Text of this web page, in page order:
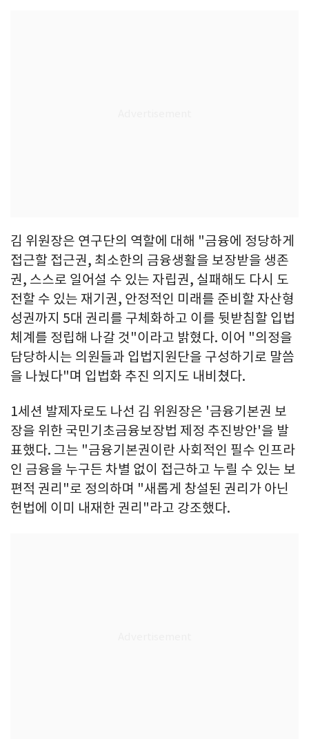
김 위원장은 연구단의 역할에 대해 "금융에 정당하게
접근할 접근권, 최소한의 금융생활을 보장받을 생존
권, 스스로 일어설 수 있는 자립권, 실패해도 다시 도
전할 수 있는 재기권, 안정적인 미래를 준비할 자산형
성권까지 5대 권리를 구체화하고 이를 뒷받침할 입법
체계를 정립해 나갈 것"이라고 밝혔다. 이어 "의정을
담당하시는 의원들과 입법지원단을 구성하기로 말씀
을 나눴다"며 입법화 추진 의지도 내비쳤다.
1세션 발제자로도 나선 김 위원장은 '금융기본권 보
장을 위한 국민기초금융보장법 제정 추진방안'을 발
표했다. 그는 "금융기본권이란 사회적인 필수 인프라
인 금융을 누구든 차별 없이 접근하고 누릴 수 있는 보
편적 권리"로 정의하며 "새롭게 창설된 권리가 아닌
헌법에 이미 내재한 권리"라고 강조했다.